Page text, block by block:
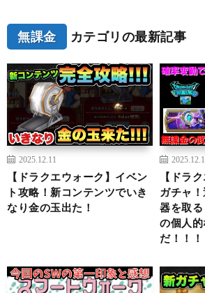
無課金 カテゴリの最新記事
2025.12.11
【ドラクエウォーク】イベン
ト攻略！新コンテンツでいき
なり金の玉出た！
【ドラ
ガチャ
器を取
の個人的
だ！！！